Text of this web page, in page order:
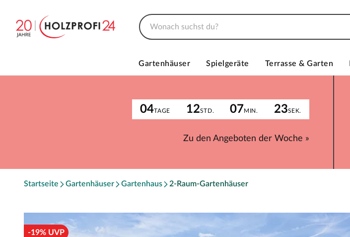
Gartenhäuser Spielgeräte Terrasse & Garten
04TAGE 12STD. 07MIN. 23SEK.
Zu den Angeboten der Woche »
Startseite Gartenhäuser Gartenhaus 2-Raum-Gartenhäuser
-19% UVP